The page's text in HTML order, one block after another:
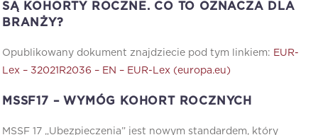
SĄ KOHORTY ROCZNE. CO TO OZNACZA DLA
BRANŻY?
Opublikowany dokument znajdziecie pod tym linkiem: EUR-
Lex – 32021R2036 – EN – EUR-Lex (europa.eu)
MSSF17 – WYMÓG KOHORT ROCZNYCH
MSSF 17 „Ubezpieczenia” jest nowym standardem, który